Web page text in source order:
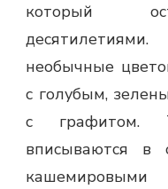
который
необычные
с голубым,
с графитом.
вписываются
кашемировыми